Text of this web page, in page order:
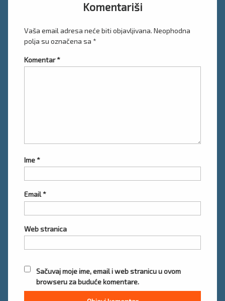
Komentariši
Vaša email adresa neće biti objavljivana. Neophodna
polja su označena sa *
Komentar*
Ime*
Email*
Web stranica
Sačuvaj moje ime, email i web stranicu u ovom
browseru za buduće komentare.